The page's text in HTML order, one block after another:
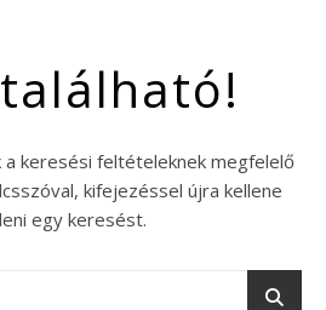
a keresési feltételeknek megfelelő
kifejezéssel újra kellene
egy keresést.